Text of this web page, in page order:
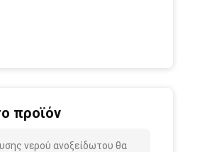
προϊόν
νερού ανοξείδωτου θα